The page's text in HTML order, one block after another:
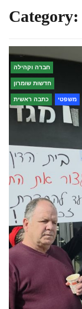
Category:
חברה וקהילה
חדשות שומרון
כתבה ראשית משפטי